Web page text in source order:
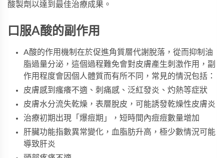
酸製劑以達到最佳治療成果。
口服A酸的副作用
A酸的作用機制在於促進角質層代謝脫落，從而抑制油
脂過量分泌，這個過程難免會對皮膚產生刺激作用，副
作用程度會因個人體質而有所不同，常見的情況包括：
皮膚感到瘙癢不適、刺痛感、泛紅發炎、灼熱等症狀
皮膚水分流失乾燥，表層脫皮，可能誘發乾燥性皮膚炎
治療初期出現「爆痘期」，短時間內痘痘數量增加
肝臟功能指數異常變化，血脂肪升高，極少數情況可能
導致肝炎